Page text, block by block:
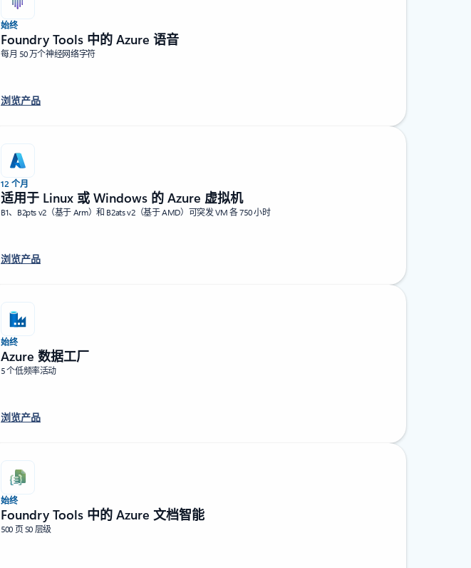
始终
Foundry Tools 中的 Azure 语音
每月 50 万个神经网络字符
浏览产品
12 个月
适用于 Linux 或 Windows 的 Azure 虚拟机
B1、B2pts v2（基于 Arm）和 B2ats v2（基于 AMD）可突发 VM 各 750 小时
浏览产品
始终
Azure 数据工厂
5 个低频率活动
浏览产品
始终
Foundry Tools 中的 Azure 文档智能
500 页 S0 层级